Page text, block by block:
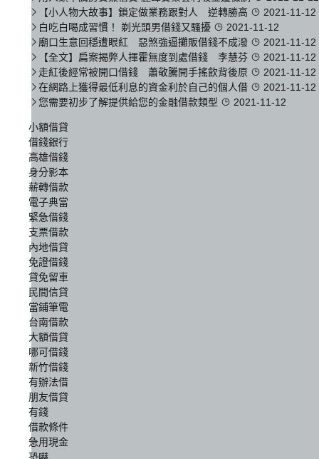
【小人物大故事】鎖定做業務跟對人 逆轉勝高
2021-11-12
白吃白喝成習慣！ 剃光頭男借錢又騷擾
2021-11-12
廟口生意回穩遭眼紅 惡煞強逼攤販借錢不成潑
2021-11-12
【全文】扁案揭弊人揮霍無度到處借錢 李慧芬
2021-11-12
走紅後經常被開口借錢 蕭敬騰開手搖飲背後原
2021-11-12
在網路上獲得最低利息的資金利於自己的個人借
2021-11-12
您需要初步了解提供給您的金融借款類型
2021-11-12
小額借貸
借錢銀行
高雄借錢
身分影本
薪轉借款
電子典當
緊急借錢
支票借款
內地借貸
免證借錢
貸免留車
民間信貸
當鋪筆電
台南借款
大額借貸
哪可借錢
新竹借錢
有辦法借
朋友借貸
有錢
借款條件
急用現金